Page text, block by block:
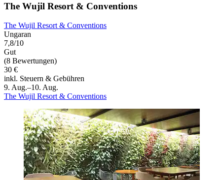
The Wujil Resort & Conventions
The Wujil Resort & Conventions
Ungaran
7,8/10
Gut
(8 Bewertungen)
30 €
inkl. Steuern & Gebühren
9. Aug.–10. Aug.
The Wujil Resort & Conventions